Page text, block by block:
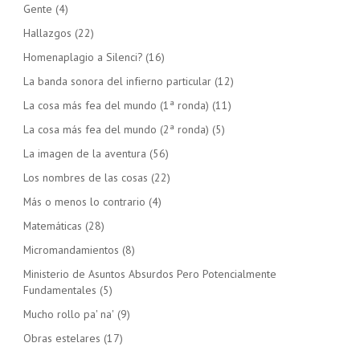
Gente (4)
Hallazgos (22)
Homenaplagio a Silenci? (16)
La banda sonora del infierno particular (12)
La cosa más fea del mundo (1ª ronda) (11)
La cosa más fea del mundo (2ª ronda) (5)
La imagen de la aventura (56)
Los nombres de las cosas (22)
Más o menos lo contrario (4)
Matemáticas (28)
Micromandamientos (8)
Ministerio de Asuntos Absurdos Pero Potencialmente
Fundamentales (5)
Mucho rollo pa' na' (9)
Obras estelares (17)